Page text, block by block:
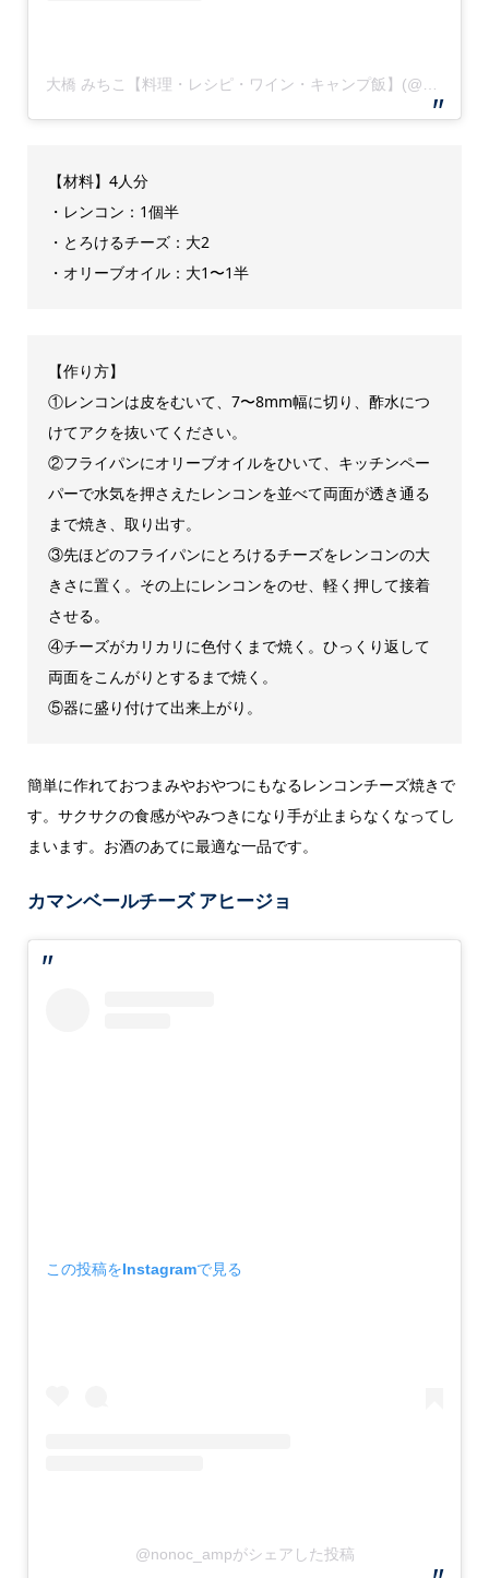
【材料】4人分
・レンコン：1個半
・とろけるチーズ：大2
・オリーブオイル：大1〜1半
【作り方】
①レンコンは皮をむいて、7〜8mm幅に切り、酢水につ
けてアクを抜いてください。
②フライパンにオリーブオイルをひいて、キッチンペー
パーで水気を押さえたレンコンを並べて両面が透き通る
まで焼き、取り出す。
③先ほどのフライパンにとろけるチーズをレンコンの大
きさに置く。その上にレンコンをのせ、軽く押して接着
させる。
④チーズがカリカリに色付くまで焼く。ひっくり返して
両面をこんがりとするまで焼く。
⑤器に盛り付けて出来上がり。
簡単に作れておつまみやおやつにもなるレンコンチーズ焼きで
す。サクサクの食感がやみつきになり手が止まらなくなってし
まいます。お酒のあてに最適な一品です。
カマンベールチーズ アヒージョ
この投稿をInstagramで見る
@nonoc_ampがシェアした投稿